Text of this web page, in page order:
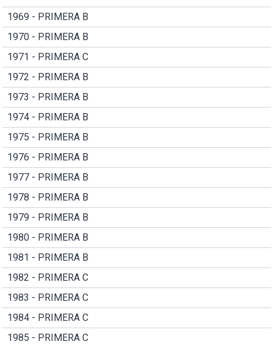
1969 - PRIMERA B
1970 - PRIMERA B
1971 - PRIMERA C
1972 - PRIMERA B
1973 - PRIMERA B
1974 - PRIMERA B
1975 - PRIMERA B
1976 - PRIMERA B
1977 - PRIMERA B
1978 - PRIMERA B
1979 - PRIMERA B
1980 - PRIMERA B
1981 - PRIMERA B
1982 - PRIMERA C
1983 - PRIMERA C
1984 - PRIMERA C
1985 - PRIMERA C